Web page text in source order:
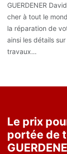
GUERDENER
cher à tout le
la réparation de
ainsi les détails
travaux…
Le prix
portée de